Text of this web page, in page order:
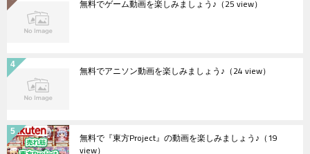
無料でゲーム動画を楽しみましょう♪ （25 view）
無料でアニソン動画を楽しみましょう♪ （24 view）
無料で『東方Project』の動画を楽しみましょう♪ （19
view）